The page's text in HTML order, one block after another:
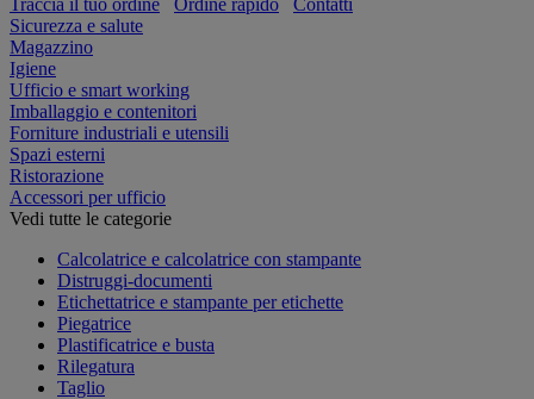
Sicurezza e salute
Magazzino
Igiene
Ufficio e smart working
Imballaggio e contenitori
Forniture industriali e utensili
Spazi esterni
Ristorazione
Accessori per ufficio
Vedi tutte le categorie
Calcolatrice e calcolatrice con stampante
Distruggi-documenti
Etichettatrice e stampante per etichette
Piegatrice
Plastificatrice e busta
Rilegatura
Taglio